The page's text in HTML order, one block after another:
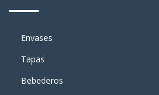
Envases
Tapas
Bebederos